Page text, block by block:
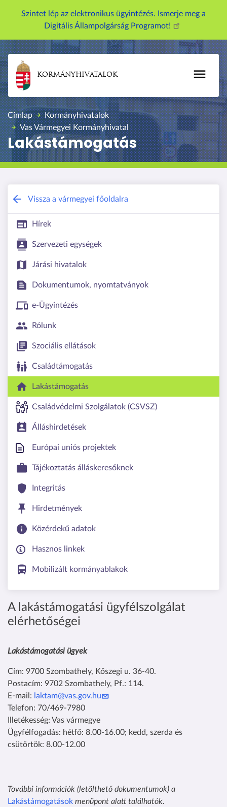
á
a
a
r
t
a
l
o
r
a
Szintet lép az elektronikus ügyintézés. Ismerje meg a
Digitális Állampolgárság Programot!
KORMÁNYHIVATALOK
Címlap
Kormányhivatalok
Vas Vármegyei Kormányhivatal
Lakástámogatás
Vas Vármegyei Kormányhivatal
Vissza a vármegyei főoldalra
Hírek
Szervezeti egységek
Járási hivatalok
Dokumentumok, nyomtatványok
e-Ügyintézés
Rólunk
Szociális ellátások
Családtámogatás
Lakástámogatás
Családvédelmi Szolgálatok (CSVSZ)
Álláshirdetések
Európai uniós projektek
Tájékoztatás álláskeresőknek
Integritás
Hirdetmények
Közérdekű adatok
Hasznos linkek
Mobilizált kormányablakok
A lakástámogatási ügyfélszolgálat
elérhetőségei
Lakástámogatási ügyek
Cím: 9700 Szombathely, Kőszegi u. 36-40.
Postacím: 9702 Szombathely, Pf.: 114.
E-mail: laktam@vas.gov.hu
Telefon: 70/469-7980
Illetékesség: Vas vármegye
Ügyfélfogadás: hétfő: 8.00-16.00; kedd, szerda és
csütörtök: 8.00-12.00
További információk (letölthető dokumentumok) a
Lakástámogatások menüpont alatt találhatók.